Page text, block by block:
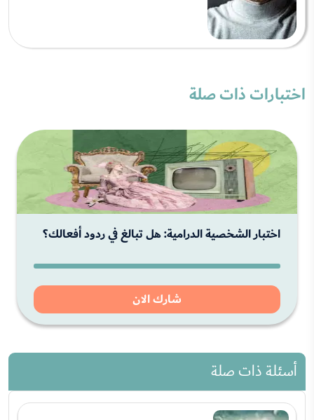
اختبارات ذات صلة
اختبار الشخصية الدرامية: هل تبالغ في ردود أفعالك؟
شارك الان
أسئلة ذات صلة